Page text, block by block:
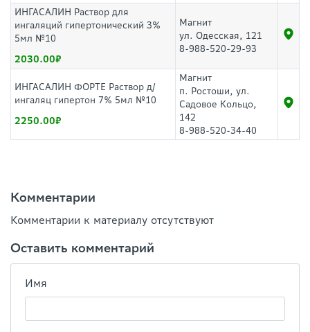
ИНГАСАЛИН Раствор для
ингаляций гипертонический 3%
5мл №10
2030.00
Магнит
ул. Одесская, 121
8-988-520-29-93
ИНГАСАЛИН ФОРТЕ Раствор д/
ингаляц гипертон 7% 5мл №10
2250.00
Магнит
п. Ростоши, ул.
Садовое Кольцо,
142
8-988-520-34-40
Комментарии
Комментарии к материалу отсутствуют
Оставить комментарий
Имя